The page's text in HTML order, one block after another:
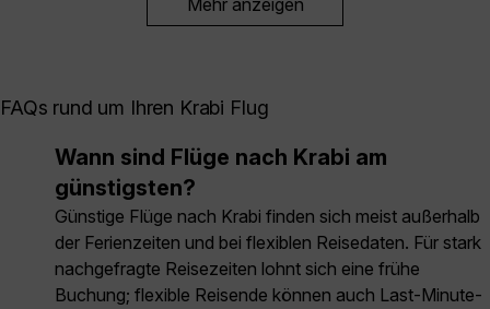
Mehr anzeigen
FAQs rund um Ihren Krabi Flug
Wann sind Flüge nach Krabi am
günstigsten?
Günstige Flüge nach Krabi finden sich meist außerhalb
der Ferienzeiten und bei flexiblen Reisedaten. Für stark
nachgefragte Reisezeiten lohnt sich eine frühe
Buchung; flexible Reisende können auch Last-Minute-